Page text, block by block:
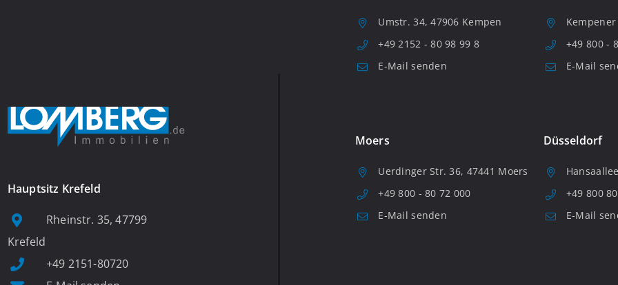
Hauptsitz Krefeld
Rheinstr. 35, 47799
Krefeld
+49 2151-80720
Umstr. 34, 47906 Kempen
+49 2152 - 80 98 99 8
E-Mail senden
+49 800 -
E-Mail
Moers
Uerdinger Str. 36, 47441 Moers
+49 800 - 80 72 000
E-Mail senden
Düsseldorf
+49 800
E-Mail